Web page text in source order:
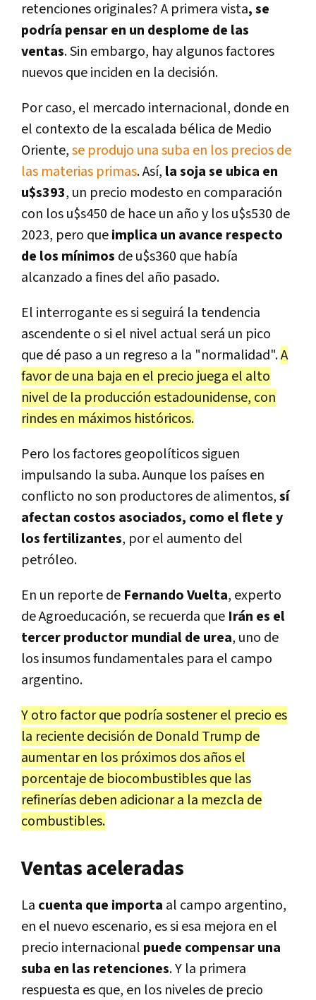
retenciones originales? A primera vista, se
podría pensar en un desplome de las
ventas. Sin embargo, hay algunos factores
nuevos que inciden en la decisión.
Por caso, el mercado internacional, donde en
el contexto de la escalada bélica de Medio
Oriente,se produjo una suba en los precios de
las materias primas. Así, la soja se ubica en
u$s393, un precio modesto en comparación
con los u$s450 de hace un año y los u$s530 de
2023, pero queimplica un avance respecto
de los mínimos de u$s360 que había
alcanzado a fines del año pasado.
El interrogante es si seguirá la tendencia
ascendente o si el nivel actual será un pico
que dé paso a un regreso a la "normalidad".A
favor de una baja en el precio juega el alto
nivel de la producción estadounidense, con
rindes en máximos históricos.
Pero los factores geopolíticos siguen
impulsando la suba. Aunque los países en
conflicto no son productores de alimentos,sí
afectan costos asociados, como el flete y
los fertilizantes, por el aumento del
petróleo.
En un reporte de Fernando Vuelta, experto
de Agroeducación, se recuerda que Irán es el
tercer productor mundial de urea, uno de
los insumos fundamentales para el campo
argentino.
Y otro factor que podría sostener el precio es
la reciente decisión de Donald Trump de
aumentar en los próximos dos años el
porcentaje de biocombustibles que las
refinerías deben adicionar a la mezcla de
combustibles.
Ventas aceleradas
La cuenta que importa al campo argentino,
en el nuevo escenario, es si esa mejora en el
precio internacional puede compensar una
suba en las retenciones. Y la primera
respuesta es que, en los niveles de precio